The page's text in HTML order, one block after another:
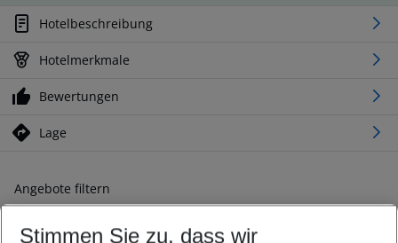
Hotelbeschreibung
Hotelmerkmale
Bewertungen
Lage
Angebote filtern
Ändern Sie Ihre Kriterien nach Ihren Wünschen
Abflughafen wählen
Stimmen Sie zu, dass wir